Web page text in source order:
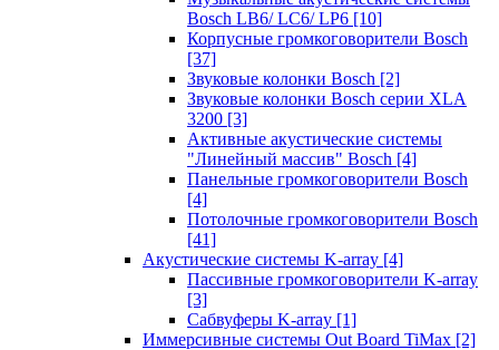
Bosch LB6/ LC6/ LP6 [10]
Корпусные громкоговорители Bosch
[37]
Звуковые колонки Bosch [2]
Звуковые колонки Bosch серии XLA
3200 [3]
Активные акустические системы
"Линейный массив" Bosch [4]
Панельные громкоговорители Bosch
[4]
Потолочные громкоговорители Bosch
[41]
Акустические системы K-array [4]
Пассивные громкоговорители K-array
[3]
Сабвуферы K-array [1]
Иммерсивные системы Out Board TiMax [2]